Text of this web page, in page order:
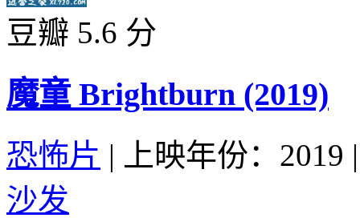
豆瓣 5.6 分
魔童 Brightburn (2019)
恐怖片 | 上映年份：2019 |
沙发